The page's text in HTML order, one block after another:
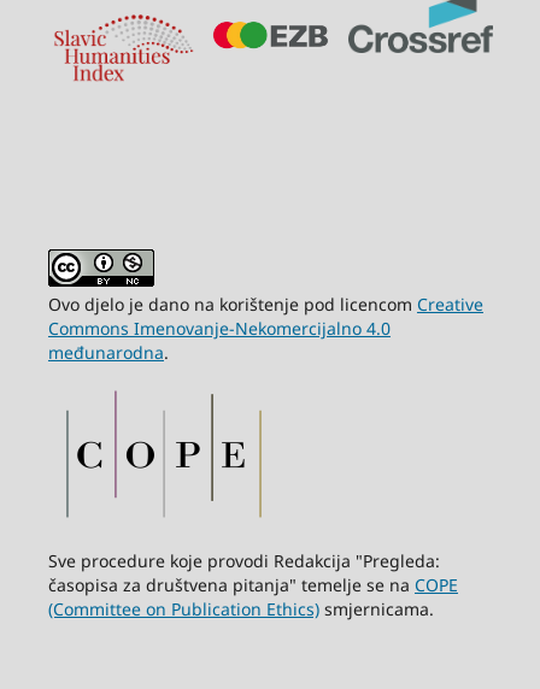
Ovo djelo je dano na korištenje pod licencom Creative
Commons Imenovanje-Nekomercijalno 4.0
međunarodna.
Sve procedure koje provodi Redakcija "Pregleda:
časopisa za društvena pitanja" temelje se na COPE
(Committee on Publication Ethics)smjernicama.